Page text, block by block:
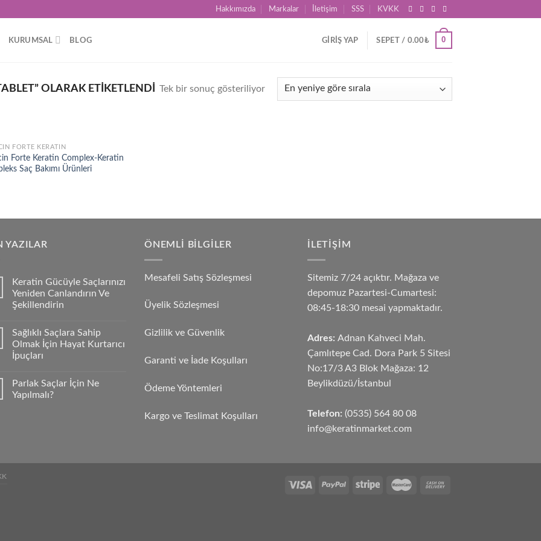
Hakkımızda Markalar İletişim SSS KVKK
KURUMSAL BLOG GIRIŞ YAP SEPET / 0.00₺ 0
OLARAK ETIKETLENDI Tek bir sonuç gösteriliyor
Add to
FORTE KERATIN
Forte Keratin Complex-Keratin
Saç Bakımı Ürünleri
YAZILAR
Keratin Gücüyle Saçlarınızı
Yeniden Canlandırın Ve
Şekillendirin
Sağlıklı Saçlara Sahip
Olmak İçin Hayat Kurtarıcı
İpuçları
Parlak Saçlar İçin Ne
Yapılmalı?
ÖNEMLI BILGILER
Mesafeli Satış Sözleşmesi
Üyelik Sözleşmesi
Gizlilik ve Güvenlik
Garanti ve İade Koşulları
Ödeme Yöntemleri
Kargo ve Teslimat Koşulları
İLETIŞIM
Sitemiz 7/24 açıktır. Mağaza ve
depomuz Pazartesi-Cumartesi:
08:45-18:30 mesai yapmaktadır.
Adres: Adnan Kahveci Mah.
Çamlıtepe Cad. Dora Park 5 Sitesi
No:17/3 A3 Blok Mağaza: 12
Beylikdüzü/İstanbul
Telefon: (0535) 564 80 08
info@keratinmarket.com